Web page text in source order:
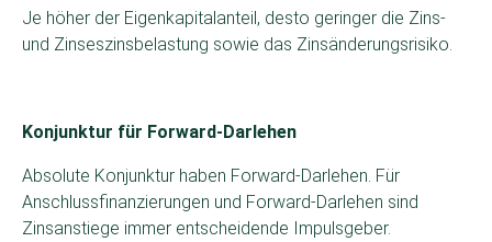
Je höher der Eigenkapitalanteil, desto geringer die Zins-
und Zinseszinsbelastung sowie das Zinsänderungsrisiko.
Konjunktur für Forward-Darlehen
Absolute Konjunktur haben Forward-Darlehen. Für
Anschlussfinanzierungen und Forward-Darlehen sind
Zinsanstiege immer entscheidende Impulsgeber.